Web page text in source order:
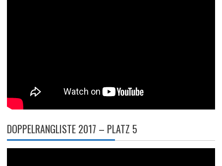
DOPPELRANGLISTE 2017 – PLATZ 5